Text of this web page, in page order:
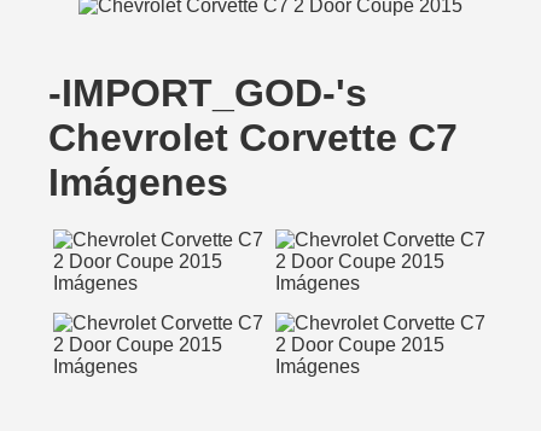
-IMPORT_GOD-'s
Chevrolet Corvette C7
Imágenes